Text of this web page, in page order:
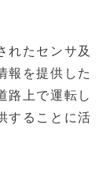
れたセンサ及
報を提供した
路上で運転し
することに活